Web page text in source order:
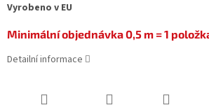
Vyrobeno v EU
Minimální objednávka 0,5 m = 1
Detailní informace